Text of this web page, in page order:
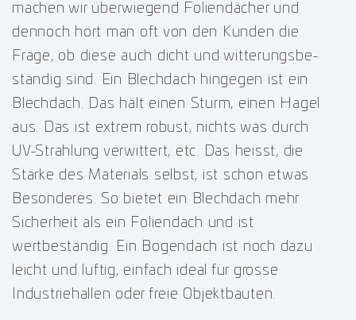
machen wir überwiegend Foliendächer und
dennoch hört man oft von den Kunden die
Frage, ob diese auch dicht und witterungsbe-
ständig sind. Ein Blechdach hingegen ist ein
Blechdach. Das hält einen Sturm, einen Hagel
aus. Das ist extrem robust, nichts was durch
UV-Strahlung verwittert, etc. Das heisst, die
Stärke des Materials selbst, ist schon etwas
Besonderes. So bietet ein Blechdach mehr
Sicherheit als ein Foliendach und ist
wertbeständig. Ein Bogendach ist noch dazu
leicht und luftig, einfach ideal für grosse
Industriehallen oder freie Objektbauten.